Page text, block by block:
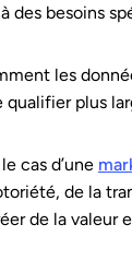
des besoins
les
plus
cas d’une
de la
de la valeur